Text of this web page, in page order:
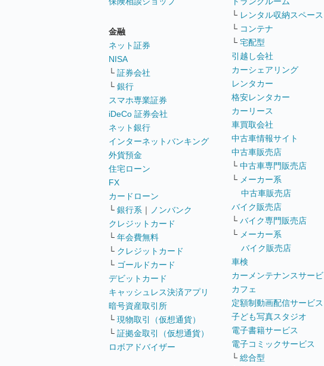
金融
ネット証券
NISA
└ 証券会社
└ 銀行
スマホ専業証券
iDeCo 証券会社
ネット銀行
インターネットバンキング
外貨預金
住宅ローン
FX
カードローン
└ 銀行系 ｜
ノンバンク
クレジットカード
└ 年会費無料
└ クレジットカード
└ ゴールドカード
デビットカード
キャッシュレス決済アプリ
暗号資産取引所
└ 現物取引（仮想通貨）
└ 証拠金取引（仮想通貨）
ロボアドバイザー
└ レンタル収納スペース
└ コンテナ
└ 宅配型
引越し会社
カーシェアリング
レンタカー
格安レンタカー
カーリース
車買取会社
中古車情報サイト
中古車販売店
└ 中古車専門販売店
└ メーカー系
中古車販売店
バイク販売店
└ バイク専門販売店
└ メーカー系
バイク販売店
車検
カーメンテナンスサービ
カフェ
定額制動画配信サービス
子ども写真スタジオ
電子書籍サービス
電子コミックサービス
└ 総合型